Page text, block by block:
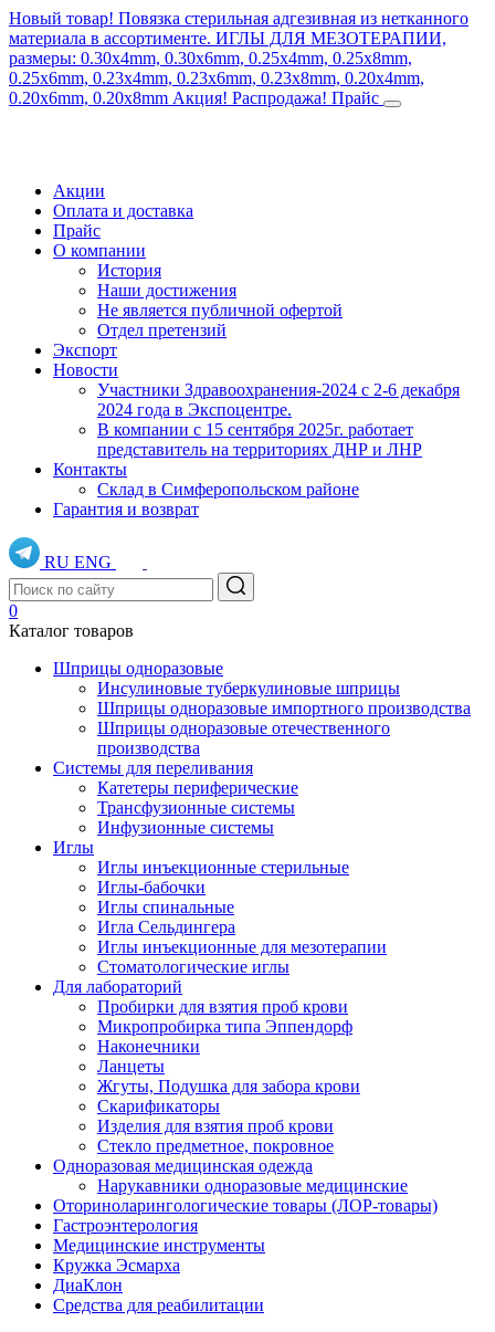
Новый товар! Повязка стерильная адгезивная из нетканного
материала в ассортименте. ИГЛЫ ДЛЯ МЕЗОТЕРАПИИ,
размеры: 0.30x4mm, 0.30x6mm, 0.25x4mm, 0.25x8mm,
0.25x6mm, 0.23x4mm, 0.23x6mm, 0.23x8mm, 0.20x4mm,
0.20x6mm, 0.20x8mm Акция! Распродажа! Прайс
Акции
Оплата и доставка
Прайс
О компании
История
Наши достижения
Не является публичной офертой
Отдел претензий
Экспорт
Новости
Участники Здравоохранения-2024 с 2-6 декабря
2024 года в Экспоцентре.
В компании с 15 сентября 2025г. работает
представитель на территориях ДНР и ЛНР
Контакты
Склад в Симферопольском районе
Гарантия и возврат
RU ENG
0
Каталог товаров
Шприцы одноразовые
Инсулиновые туберкулиновые шприцы
Шприцы одноразовые импортного производства
Шприцы одноразовые отечественного
производства
Системы для переливания
Катетеры периферические
Трансфузионные системы
Инфузионные системы
Иглы
Иглы инъекционные стерильные
Иглы-бабочки
Иглы спинальные
Игла Сельдингера
Иглы инъекционные для мезотерапии
Стоматологические иглы
Для лабораторий
Пробирки для взятия проб крови
Микропробирка типа Эппендорф
Наконечники
Ланцеты
Жгуты, Подушка для забора крови
Скарификаторы
Изделия для взятия проб крови
Стекло предметное, покровное
Одноразовая медицинская одежда
Нарукавники одноразовые медицинские
Оториноларингологические товары (ЛОР-товары)
Гастроэнтерология
Медицинские инструменты
Кружка Эсмарха
ДиаКлон
Средства для реабилитации